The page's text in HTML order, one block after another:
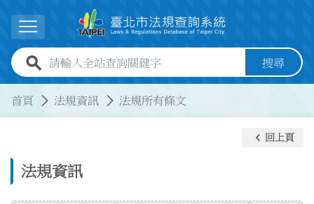
展開選單
全站查詢關鍵字欄位 搜尋
首頁 法規資訊 法規所有條文
法規資訊
keyboard_arrow_left 回上頁